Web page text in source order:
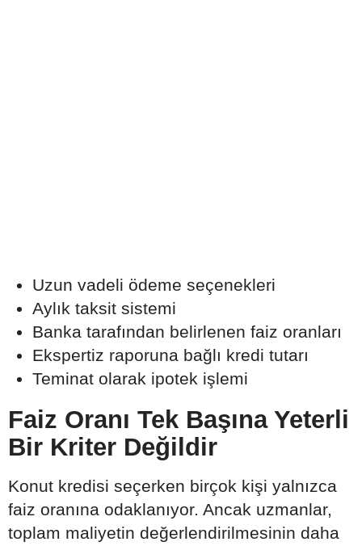
Uzun vadeli ödeme seçenekleri
Aylık taksit sistemi
Banka tarafından belirlenen faiz oranları
Ekspertiz raporuna bağlı kredi tutarı
Teminat olarak ipotek işlemi
Faiz Oranı Tek Başına Yeterli
Bir Kriter Değildir
Konut kredisi seçerken birçok kişi yalnızca
faiz oranına odaklanıyor. Ancak uzmanlar,
toplam maliyetin değerlendirilmesinin daha